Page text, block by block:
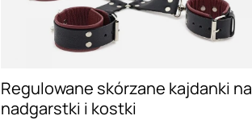
Regulowane skórzane kajdanki na
nadgarstki i kostki